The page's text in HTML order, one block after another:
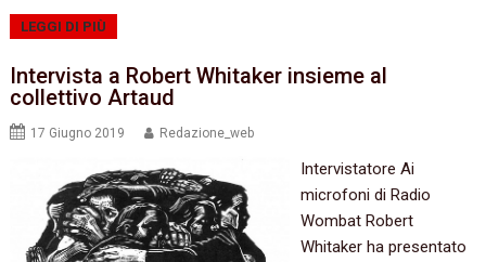
LEGGI DI PIÙ
Intervista a Robert Whitaker insieme al
collettivo Artaud
17 Giugno 2019 Redazione_web
Intervistatore Ai
microfoni di Radio
Wombat Robert
Whitaker ha presentato